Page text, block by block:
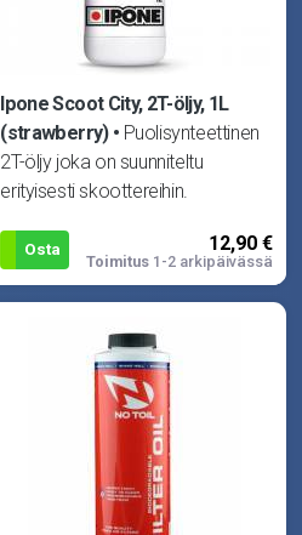
Ipone Scoot City, 2T-öljy, 1L
(strawberry)
Puolisynteettinen
2T-öljy joka on suunniteltu
erityisesti skoottereihin.
karstoittumista. Ja p
Osta 12,90 €
Toimitus1-2 arkipäivässä